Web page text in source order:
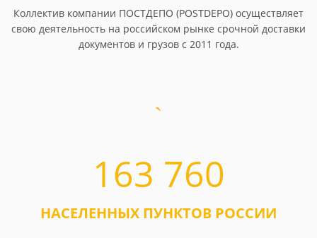
Коллектив компании ПОСТДЕПО (POSTDEPO) осуществляет
свою деятельность на российском рынке срочной доставки
документов и грузов с 2011 года.
163 760
НАСЕЛЕННЫХ ПУНКТОВ РОССИИ